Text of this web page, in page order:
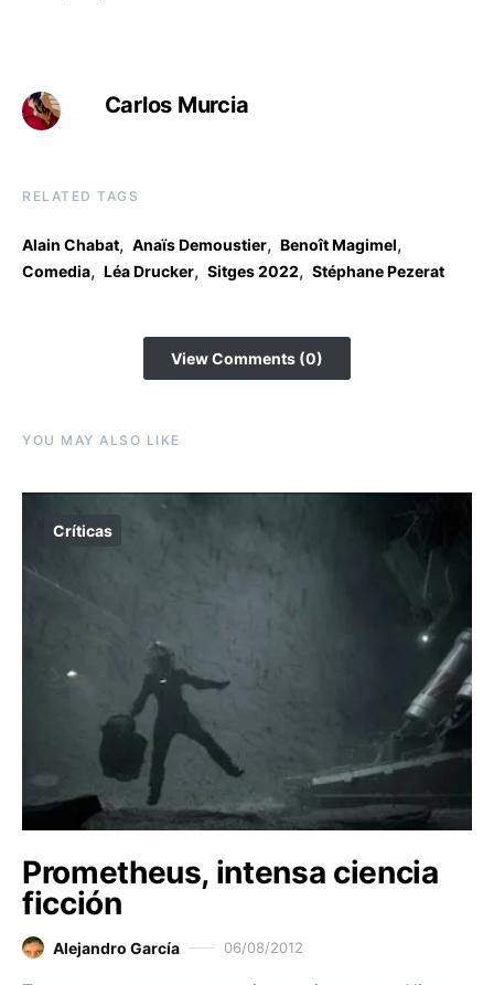
Carlos Murcia
RELATED TAGS
Alain Chabat, Anaïs Demoustier, Benoît Magimel,
Comedia, Léa Drucker, Sitges 2022, Stéphane Pezerat
View Comments (0)
YOU MAY ALSO LIKE
Críticas
Prometheus, intensa ciencia
ficción
Alejandro García 06/08/2012